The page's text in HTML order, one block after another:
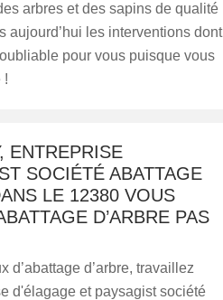
arbres et des sapins de qualité
aujourd’hui les interventions dont
pour vous puisque vous
!
ENTREPRISE
SOCIÉTÉ ABATTAGE
LE 12380 VOUS
D’ARBRE PAS
d’abattage d’arbre, travaillez
d'élagage et paysagist société